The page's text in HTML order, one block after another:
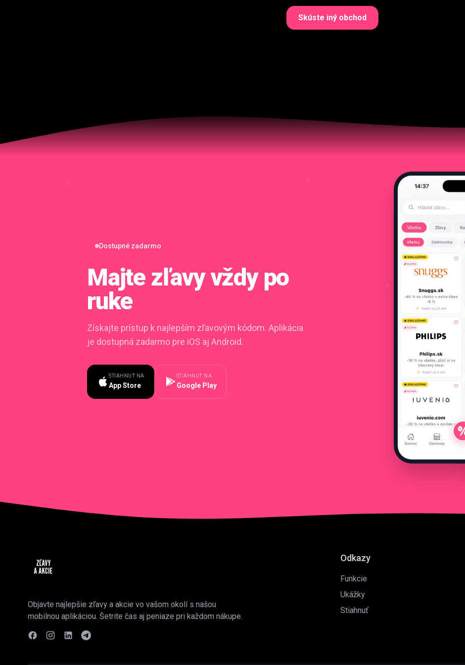
Skúste iný obchod
Dostupné zadarmo
Majte zľavyvždy po
ruke
Získajte prístup k najlepším zľavovým kódom. Aplikácia
je dostupná zadarmo pre iOS aj Android.
STIAHNUŤ NA
App Store
STIAHNUŤ NA
Google Play
Objavte najlepšie zľavy a akcie vo vašom okolí s našou
mobilnou aplikáciou. Šetrite čas aj peniaze pri každom nákupe.
Odkazy
Funkcie
Ukážky
Stiahnuť